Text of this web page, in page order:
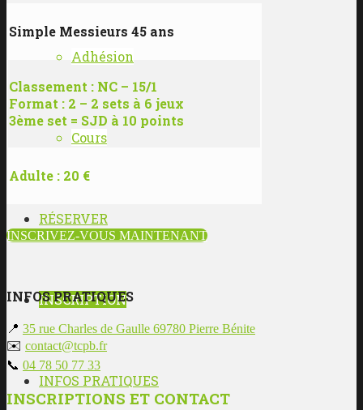
Adhésion
Cours
RÉSERVER
INSCRIPTION
INFOS PRATIQUES
Simple Messieurs 45 ans
Classement : NC – 15/1
Format : 2 – 2 sets à 6 jeux
3ème set = SJD à 10 points
Adulte : 20 €
INSCRIVEZ-VOUS MAINTENANT
INFOS PRATIQUES
📍 35 rue Charles de Gaulle 69780 Pierre Bénite
✉️ contact@tcpb.fr
📞 04 78 50 77 33
INSCRIPTIONS ET CONTACT